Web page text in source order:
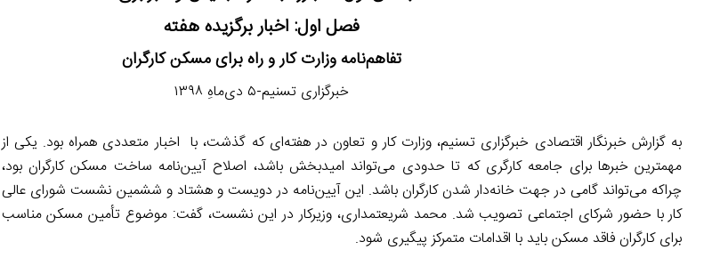
فصل اول: اخبار برگزیده هفته
تفاهم‌نامه وزارت کار و راه برای مسکن کارگران
خبرگزاری تسنیم-۵ دی‌ماهِ ۱۳۹۸
به گزارش خبرنگار اقتصادی خبرگزاری تسنیم، وزارت کار و تعاون در هفته‌ای که گذشت، با اخبار متعددی همراه بود. یکی از
مهمترین خبرها برای جامعه کارگری که تا حدودی می‌تواند امیدبخش باشد، اصلاح آیین‌نامه ساخت مسکن کارگران بود،
چراکه می‌تواند گامی در جهت خانه‌دار شدن کارگران باشد. این آیین‌نامه در دویست و هشتاد و ششمین نشست شورای عالی
کار با حضور شرکای اجتماعی تصویب شد. محمد شریعتمداری، وزیرکار در این نشست، گفت: موضوع تأمین مسکن مناسب
برای کارگران فاقد مسکن باید با اقدامات متمرکز پیگیری شود.